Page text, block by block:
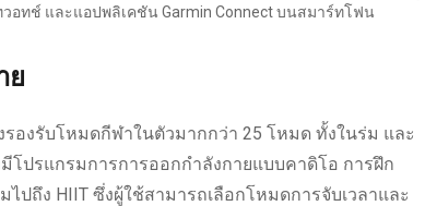
อทช์ และแอปพลิเคชัน Garmin Connect บนสมาร์ทโฟน
ย
รองรับโหมดกีฬาในตัวมากกว่า 25 โหมด ทั้งในร่ม และ
โปรแกรมการการออกกำลังกายแบบคาดิโอ การฝึก
ปถึง HIIT ซึ่งผู้ใช้สามารถเลือกโหมดการจับเวลาและ